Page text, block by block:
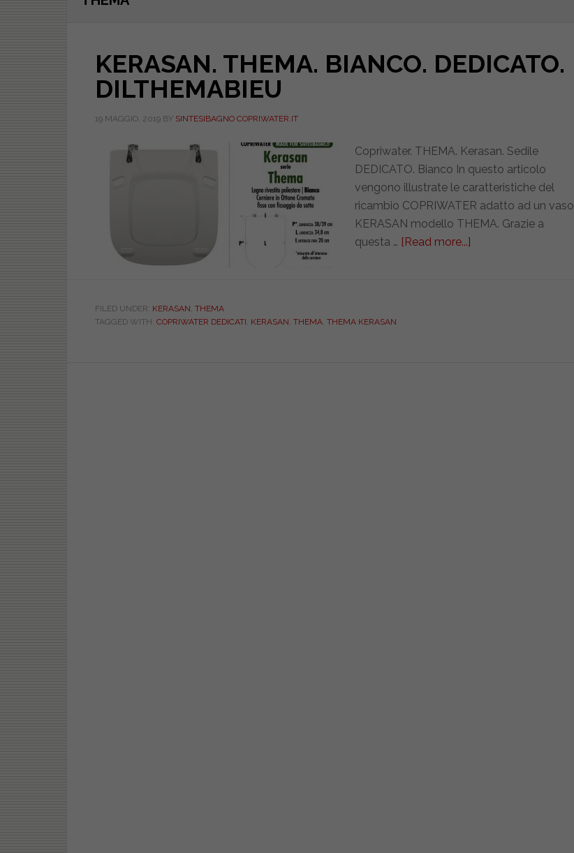
KERASAN. THEMA. BIANCO. DEDICATO.
DILTHEMABIEU
19 MAGGIO, 2019BY SINTESIBAGNO COPRIWATER.IT
Copriwater. THEMA. Kerasan. Sedile
DEDICATO. Bianco In questo articolo
vengono illustrate le caratteristiche del
ricambio COPRIWATER adatto ad un vaso
KERASAN modello THEMA. Grazie a
questa … [Read more...]
FILED UNDER: KERASAN, THEMA
TAGGED WITH: COPRIWATER DEDICATI, KERASAN, THEMA, THEMA KERASAN